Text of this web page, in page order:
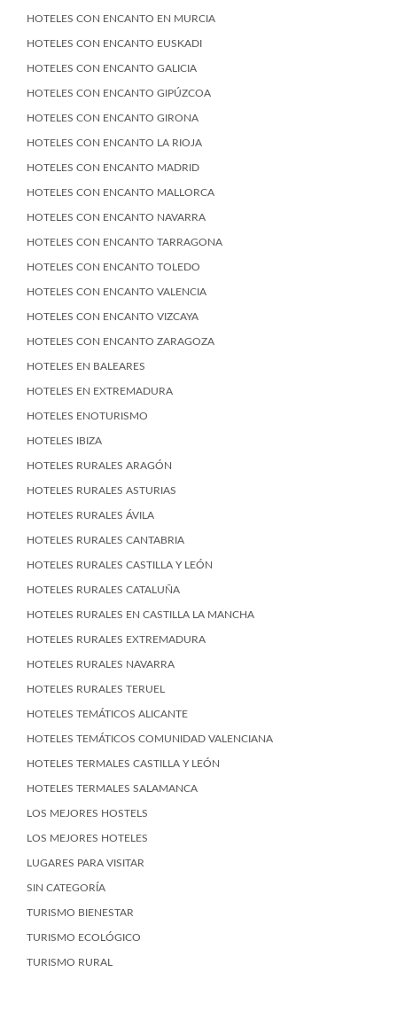
HOTELES CON ENCANTO EN MURCIA
HOTELES CON ENCANTO EUSKADI
HOTELES CON ENCANTO GALICIA
HOTELES CON ENCANTO GIPÚZCOA
HOTELES CON ENCANTO GIRONA
HOTELES CON ENCANTO LA RIOJA
HOTELES CON ENCANTO MADRID
HOTELES CON ENCANTO MALLORCA
HOTELES CON ENCANTO NAVARRA
HOTELES CON ENCANTO TARRAGONA
HOTELES CON ENCANTO TOLEDO
HOTELES CON ENCANTO VALENCIA
HOTELES CON ENCANTO VIZCAYA
HOTELES CON ENCANTO ZARAGOZA
HOTELES EN BALEARES
HOTELES EN EXTREMADURA
HOTELES ENOTURISMO
HOTELES IBIZA
HOTELES RURALES ARAGÓN
HOTELES RURALES ASTURIAS
HOTELES RURALES ÁVILA
HOTELES RURALES CANTABRIA
HOTELES RURALES CASTILLA Y LEÓN
HOTELES RURALES CATALUÑA
HOTELES RURALES EN CASTILLA LA MANCHA
HOTELES RURALES EXTREMADURA
HOTELES RURALES NAVARRA
HOTELES RURALES TERUEL
HOTELES TEMÁTICOS ALICANTE
HOTELES TEMÁTICOS COMUNIDAD VALENCIANA
HOTELES TERMALES CASTILLA Y LEÓN
HOTELES TERMALES SALAMANCA
LOS MEJORES HOSTELS
LOS MEJORES HOTELES
LUGARES PARA VISITAR
SIN CATEGORÍA
TURISMO BIENESTAR
TURISMO ECOLÓGICO
TURISMO RURAL